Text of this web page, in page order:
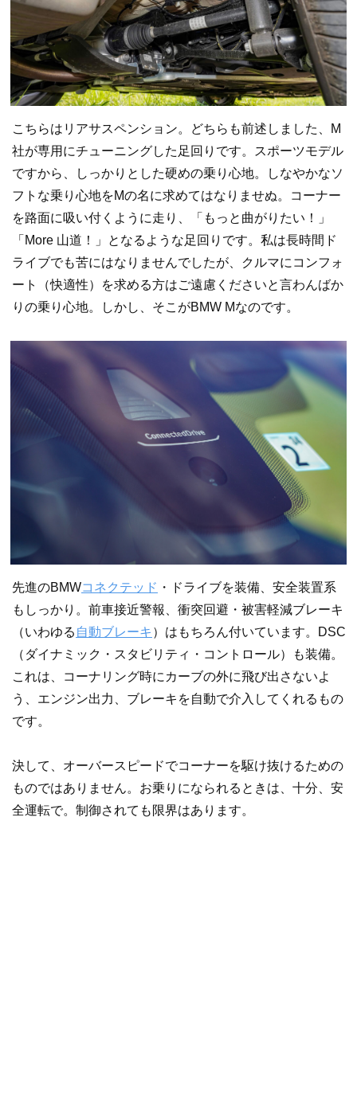
こちらはリアサスペンション。どちらも前述しました、M
社が専用にチューニングした足回りです。スポーツモデル
ですから、しっかりとした硬めの乗り心地。しなやかなソ
フトな乗り心地をMの名に求めてはなりませぬ。コーナー
を路面に吸い付くように走り、「もっと曲がりたい！」
「More 山道！」となるような足回りです。私は長時間ド
ライブでも苦にはなりませんでしたが、クルマにコンフォ
ート（快適性）を求める方はご遠慮くださいと言わんばか
りの乗り心地。しかし、そこがBMW Mなのです。
先進のBMWコネクテッド ・ドライブを装備、安全装置系
もしっかり。前車接近警報、衝突回避・被害軽減ブレーキ
（いわゆる 自動ブレーキ ）はもちろん付いています。DSC
（ダイナミック・スタビリティ・コントロール）も装備。
これは、コーナリング時にカーブの外に飛び出さないよ
う、エンジン出力、ブレーキを自動で介入してくれるもの
です。
決して、オーバースピードでコーナーを駆け抜けるための
ものではありません。お乗りになられるときは、十分、安
全運転で。制御されても限界はあります。